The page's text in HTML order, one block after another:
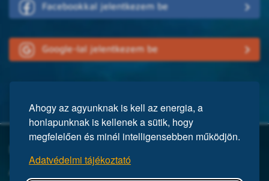
Ahogy az agyunknak is kell az energia, a
honlapunknak is kellenek a sütik, hogy
megfelelően és minél intelligensebben működjön.
Adatvédelmi tájékoztató
Facebookkal jelentkezem be
Google-lal jelentkezem be
A Mensa egy nemzetközi egyesület, közel 150 ezer taggal a világ